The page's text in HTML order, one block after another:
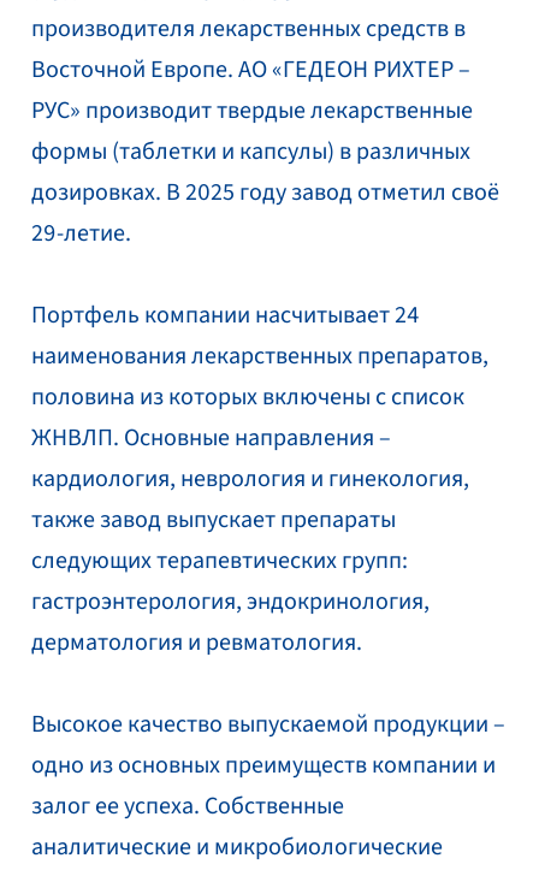
производителя лекарственных средств в
Восточной Европе. АО «ГЕДЕОН РИХТЕР –
РУС» производит твердые лекарственные
формы (таблетки и капсулы) в различных
дозировках. В 2025 году завод отметил своё
29-летие.
Портфель компании насчитывает 24
наименования лекарственных препаратов,
половина из которых включены с список
ЖНВЛП. Основные направления –
кардиология, неврология и гинекология,
также завод выпускает препараты
следующих терапевтических групп:
гастроэнтерология, эндокринология,
дерматология и ревматология.
Высокое качество выпускаемой продукции –
одно из основных преимуществ компании и
залог ее успеха. Собственные
аналитические и микробиологические